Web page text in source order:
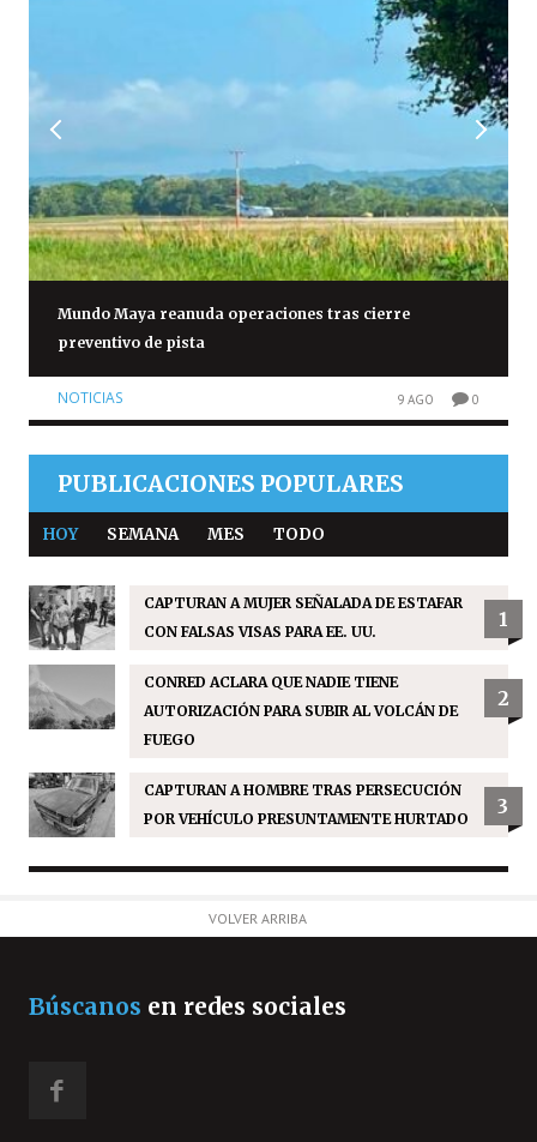
Mundo Maya reanuda operaciones tras cierre
preventivo de pista
NOTICIAS 9 AGO 0
PUBLICACIONES POPULARES
HOY SEMANA MES TODO
CAPTURAN A MUJER SEÑALADA DE ESTAFAR
CON FALSAS VISAS PARA EE. UU.
1
CONRED ACLARA QUE NADIE TIENE
AUTORIZACIÓN PARA SUBIR AL VOLCÁN DE
FUEGO
2
CAPTURAN A HOMBRE TRAS PERSECUCIÓN
POR VEHÍCULO PRESUNTAMENTE HURTADO
3
VOLVER ARRIBA
Búscanos en redes sociales